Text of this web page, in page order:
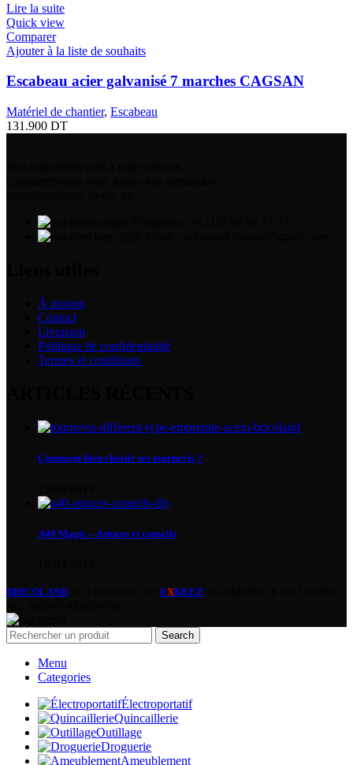
Lire la suite
Quick view
Comparer
Ajouter à la liste de souhaits
Escabeau acier galvanisé 7 marches CAGSAN
Matériel de chantier, Escabeau
131.900 DT
À propos
Contact
Livraison
Politique de confidentialité
Termes et conditions
Comment bien choisir ses tournevis ?
A40 Magic – Astuces et conseils
BRICOLAND EXKEEZ
Search
Menu
Categories
Électroportatif
Quincaillerie
Outillage
Droguerie
Ameublement